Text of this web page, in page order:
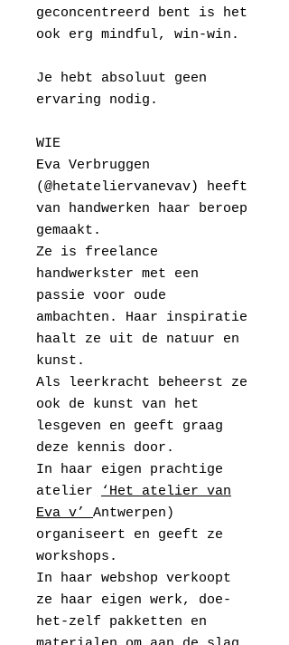
geconcentreerd bent is het
ook erg mindful, win-win.
Je hebt absoluut geen
ervaring nodig.
WIE
Eva Verbruggen
(@hetateliervanevav) heeft
van handwerken haar beroep
gemaakt.
Ze is freelance
handwerkster met een
passie voor oude
ambachten. Haar inspiratie
haalt ze uit de natuur en
kunst.
Als leerkracht beheerst ze
ook de kunst van het
lesgeven en geeft graag
deze kennis door.
In haar eigen prachtige
atelier
‘Het atelier van
Eva v’ Antwerpen)
organiseert en geeft ze
workshops.
In haar webshop verkoopt
ze haar eigen werk, doe-
het-zelf pakketten en